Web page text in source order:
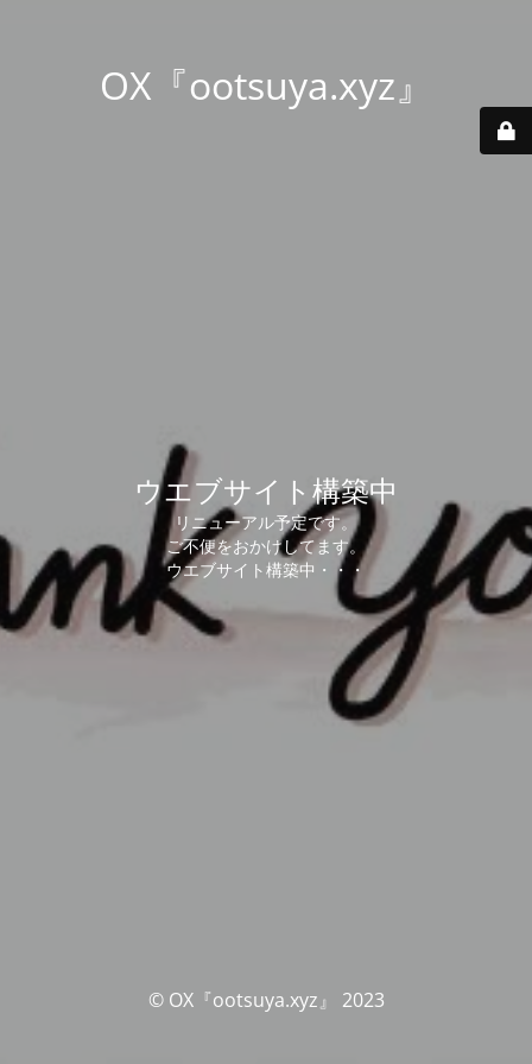
OX『ootsuya.xyz』
ウエブサイト構築中
リニューアル予定です。
ご不便をおかけしてます。
ウエブサイト構築中・・・
© OX『ootsuya.xyz』 2023